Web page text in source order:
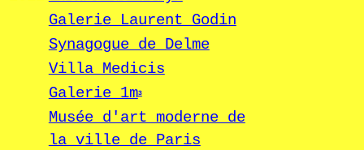
Galerie Laurent Godin
Synagogue de Delme
Villa Medicis
Galerie 1m3
Musée d'art moderne de
la ville de Paris